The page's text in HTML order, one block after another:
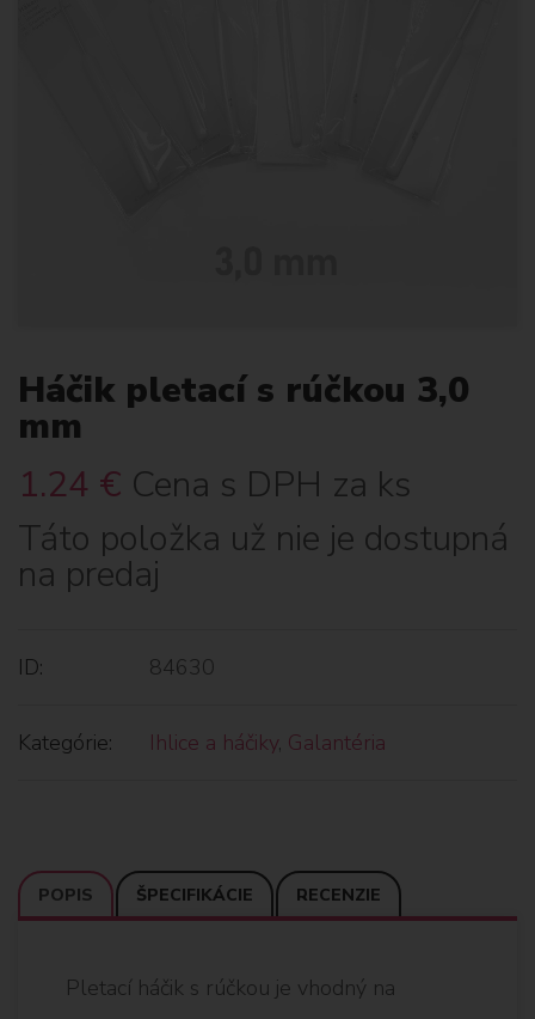
Háčik pletací s rúčkou 3,0
mm
1.24 € Cena s DPH za ks
Táto položka už nie je dostupná
na predaj
ID: 84630
Kategórie: Ihlice a háčiky, Galantéria
POPIS ŠPECIFIKÁCIE RECENZIE
Pletací háčik s rúčkou je vhodný na